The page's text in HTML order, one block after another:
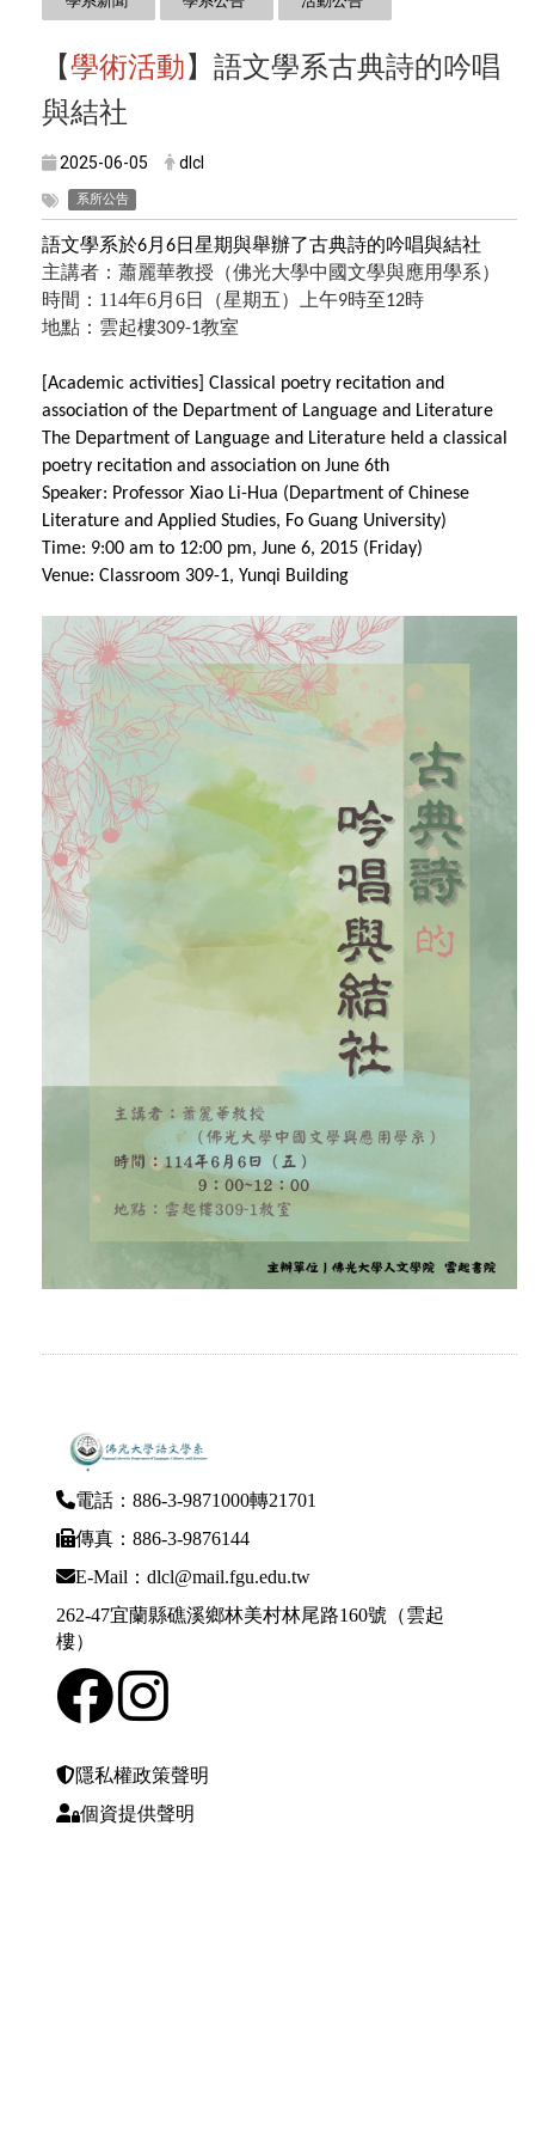
【學術活動】語文學系古典詩的吟唱
與結社
2025-06-05 dlcl
系所公告
語文學系於6月 6日星期與舉辦了古典詩的吟唱與結社
主講者：蕭麗華教授（佛光大學中國文學與應用學系）
時間： 114年6月 6日（星期五） 上午9時至12時
地點：雲起樓309-1教室
[Academic activities] Classical poetry recitation and
association of the Department of Language and Literature
The Department of Language and Literature held a classical
poetry recitation and association on June 6th
Speaker: Professor Xiao Li-Hua (Department of Chinese
Literature and Applied Studies, Fo Guang University)
Time: 9:00 am to 12:00 pm, June 6, 2015 (Friday)
Venue: Classroom 309-1, Yunqi Building
電話：886-3-9871000轉21701
傳真：886-3-9876144
E-Mail：dlcl@mail.fgu.edu.tw
262-47宜蘭縣礁溪鄉林美村林尾路160號（雲起
樓）
隱私權政策聲明
個資提供聲明